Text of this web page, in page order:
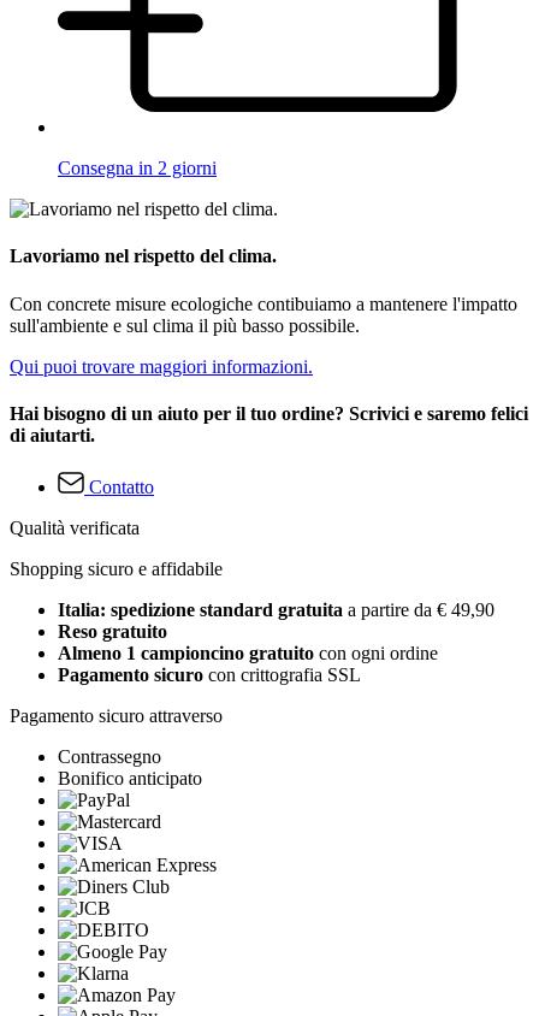
Consegna in 2 giorni
Lavoriamo nel rispetto del clima.
Con concrete misure ecologiche contibuiamo a mantenere l'impatto
sull'ambiente e sul clima il più basso possibile.
Qui puoi trovare maggiori informazioni.
Hai bisogno di un aiuto per il tuo ordine? Scrivici e saremo felici
di aiutarti.
Contatto
Qualità verificata
Shopping sicuro e affidabile
Italia: spedizione standard gratuita a partire da € 49,90
Reso gratuito
Almeno 1 campioncino gratuito con ogni ordine
Pagamento sicuro con crittografia SSL
Pagamento sicuro attraverso
Contrassegno
Bonifico anticipato